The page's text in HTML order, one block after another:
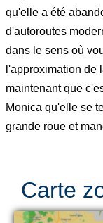
qu'elle a été
d'autoroutes
dans le sens où
l'approximation de
maintenant que
Monica qu'elle se
grande roue et
Carte